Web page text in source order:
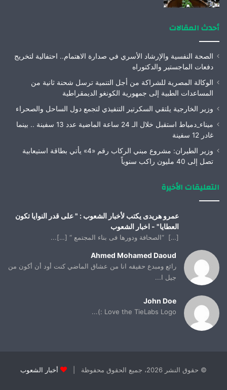
أحدث المقالات
الصحة النفسية والإرشاد الأسري في صدارة الاهتمام.. احتفالية لتخريج
دفعات الماجستير والدكتوراه
الوكالة المصرية للشراكة من أجل التنمية ترسل شحنة ثانية من
المساعدات الطبية إلى جمهورية الكونغو الديمقراطية
وزير الخارجية يلتقي السكرتير التنفيذي لتجمع دول الساحل والصحراء
ميناء_دمياط استقبل خلال الـ 24 ساعة الماضية عدد 13 سفينة .. بينما
غادر 12 سفينة
وزير الطيران: مشروع مبني الركاب رقم «4» يأتي بطاقة استيعابية
تصل إلى 40 مليون راكب سنوياً
التعليقات الأخيرة
عمرو هريدى يكتب لأخبار الشعوب : " على قدر النوايا تكون
العطايا" - اخبار الشعوب
[…] “الصحافة ودورها فى بناء المجتمع “ […]...
Ahmed Mohamed Daoud
رائع ومبدع حقيقه انا من عشاق الماضي كنت أود أن أكون من
جيل ا...
John Doe
Love the TieLabs Logo :)...
© حقوق النشر 2026، جميع الحقوق محفوظة | أخبار الشعوب